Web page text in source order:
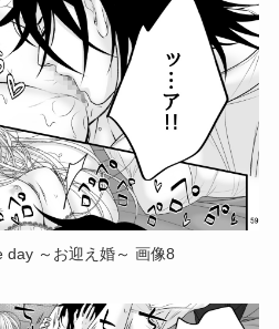
day ～お迎え婚～ 画像8